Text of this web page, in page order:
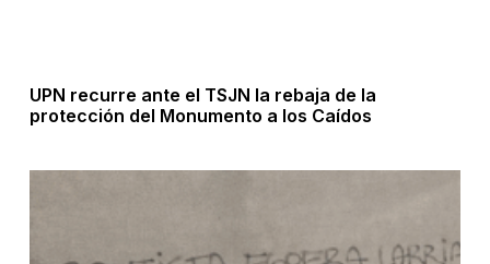
UPN recurre ante el TSJN la rebaja de la
protección del Monumento a los Caídos